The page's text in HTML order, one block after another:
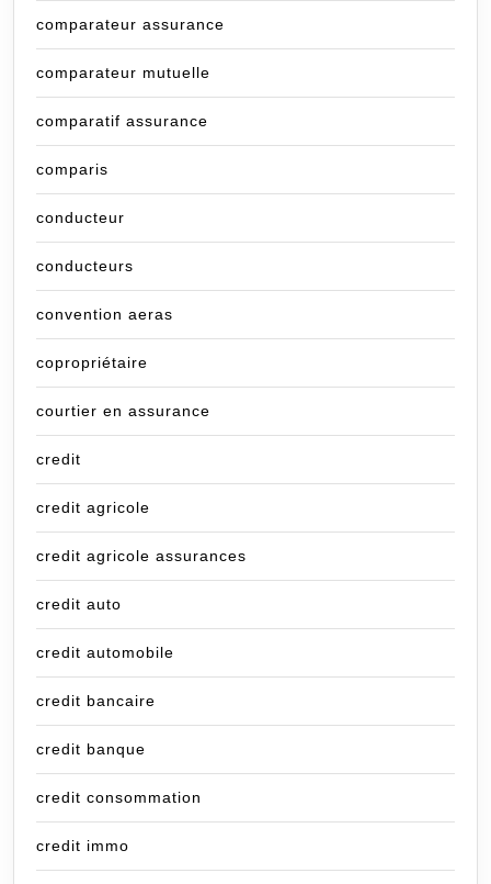
comparateur assurance
comparateur mutuelle
comparatif assurance
comparis
conducteur
conducteurs
convention aeras
copropriétaire
courtier en assurance
credit
credit agricole
credit agricole assurances
credit auto
credit automobile
credit bancaire
credit banque
credit consommation
credit immo